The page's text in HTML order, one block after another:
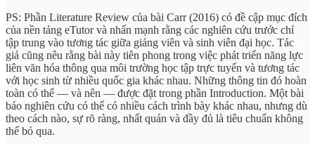
PS: Phần Literature Review của bài Carr (2016) có đề cập mục đích
của nền tảng eTutor và nhấn mạnh rằng các nghiên cứu trước chỉ
tập trung vào tương tác giữa giảng viên và sinh viên đại học. Tác
giả cũng nêu rằng bài này tiên phong trong việc phát triển năng lực
liên văn hóa thông qua môi trường học tập trực tuyến và tương tác
với học sinh từ nhiều quốc gia khác nhau. Những thông tin đó hoàn
toàn có thể — và nên — được đặt trong phần Introduction. Một bài
báo nghiên cứu có thể có nhiều cách trình bày khác nhau, nhưng dù
theo cách nào, sự rõ ràng, nhất quán và đầy đủ là tiêu chuẩn không
thể bỏ qua.